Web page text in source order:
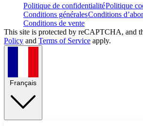
Politique de confidentialitéPolitique
Conditions généralesConditions
Conditions de vente
This site is protected by reCAPTCHA, and
Policy and Terms of Service apply.
Français